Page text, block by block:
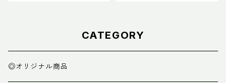
CATEGORY
◎オリジナル商品